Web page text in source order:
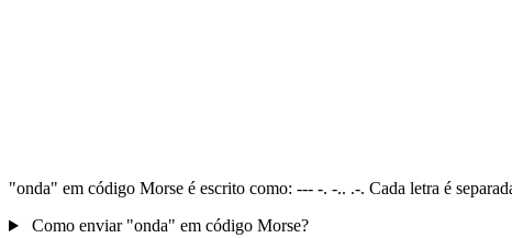
"onda" em código Morse é escrito como: --- -. -.. .-. Cada letra é
Como enviar "onda" em código Morse?